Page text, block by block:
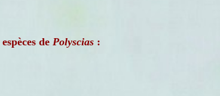
de Polyscias :